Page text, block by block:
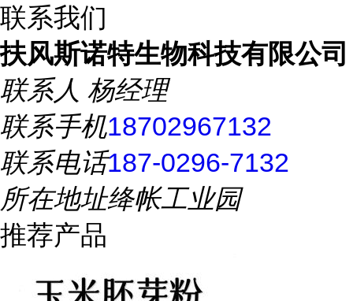
联系我们
扶风斯诺特生物科技有限公司
联系人 杨经理
联系手机18702967132
联系电话187-0296-7132
所在地址绛帐工业园
推荐产品